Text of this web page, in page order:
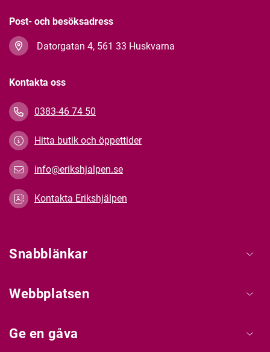
Post- och besöksadress
Datorgatan 4, 561 33 Huskvarna
Kontakta oss
0383-46 74 50
Hitta butik och öppettider
info@erikshjalpen.se
Kontakta Erikshjälpen
Snabblänkar
Webbplatsen
Ge en gåva